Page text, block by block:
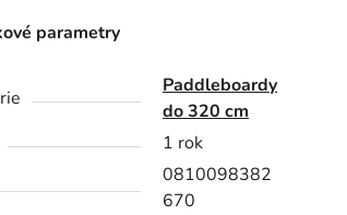
parametry
Paddleboardy
do 320 cm
1 rok
0810098382
670